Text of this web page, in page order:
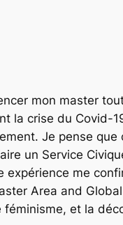
mon master
la crise du Covid-
Je pense que
un Service
expérience me
Area and
féminisme, et la